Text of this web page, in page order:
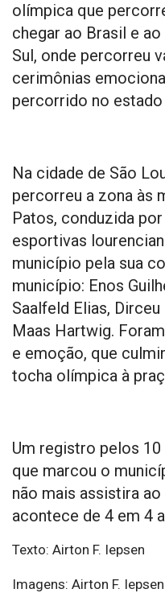
olímpica que
chegar ao Brasil e
Sul, onde percorreu
cerimônias
percorrido no estado
Na cidade de São
percorreu a zona às
Patos, conduzida
esportivas
município pela sua
município: Enos
Saalfeld Elias,
Maas Hartwig.
e emoção, que
tocha olímpica à
Um registro pelos
que marcou o
não mais assistira
acontece de 4 em 4
Texto: Airton F. Iepsen
Imagens: Airton F.